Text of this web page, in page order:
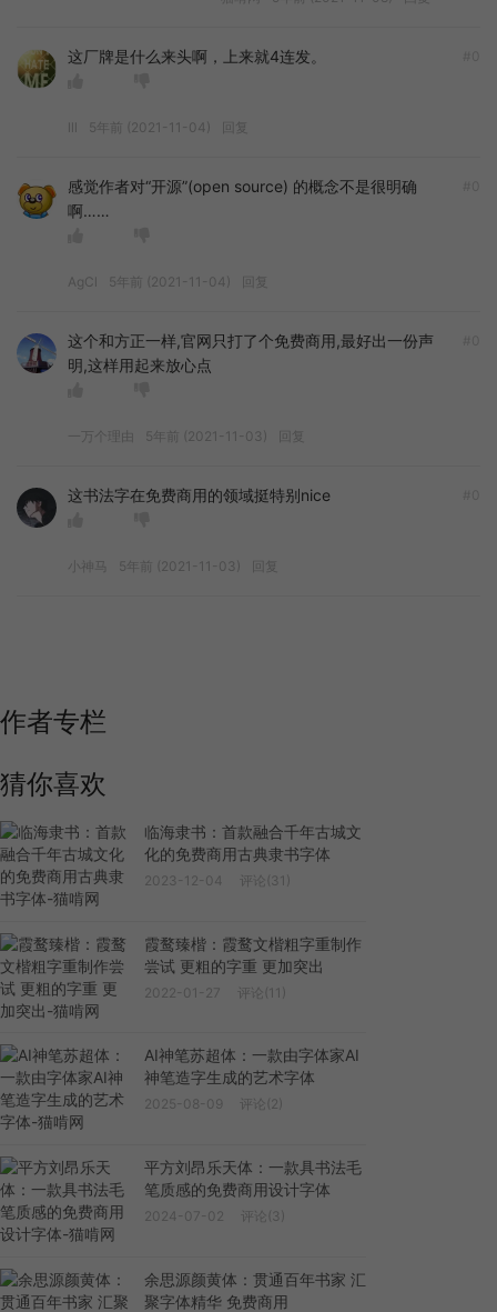
这厂牌是什么来头啊，上来就4连发。
lll 5年前 (2021-11-04) 回复
感觉作者对“开源”(open source) 的概念不是很明确
啊……
AgCl 5年前 (2021-11-04) 回复
这个和方正一样,官网只打了个免费商用,最好出一份声
明,这样用起来放心点
一万个理由 5年前 (2021-11-03) 回复
这书法字在免费商用的领域挺特别nice
小神马 5年前 (2021-11-03) 回复
作者专栏
猜你喜欢
临海隶书：首款融合千年古城文
化的免费商用古典隶书字体
2023-12-04 评论(31)
霞鹜臻楷：霞鹜文楷粗字重制作
尝试 更粗的字重 更加突出
2022-01-27 评论(11)
AI神笔苏超体：一款由字体家AI
神笔造字生成的艺术字体
2025-08-09 评论(2)
平方刘昂乐天体：一款具书法毛
笔质感的免费商用设计字体
2024-07-02 评论(3)
余思源颜黄体：贯通百年书家 汇
聚字体精华 免费商用